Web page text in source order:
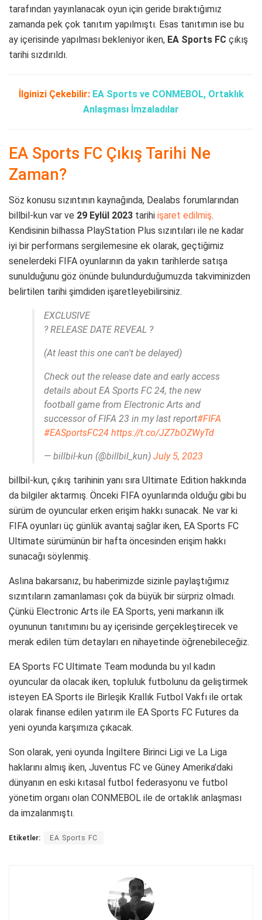
tarafından yayınlanacak oyun için geride bıraktığımız
zamanda pek çok tanıtım yapılmıştı. Esas tanıtımın ise bu
ay içerisinde yapılması bekleniyor iken, EA Sports FC çıkış
tarihi sızdırıldı.
İlginizi Çekebilir: EA Sports ve CONMEBOL, Ortaklık
Anlaşması İmzaladılar
EA Sports FC Çıkış Tarihi Ne
Zaman?
Söz konusu sızıntının kaynağında, Dealabs forumlarından
billbil-kun var ve 29 Eylül 2023 tarihi işaret edilmiş.
Kendisinin bilhassa PlayStation Plus sızıntıları ile ne kadar
iyi bir performans sergilemesine ek olarak, geçtiğimiz
senelerdeki FIFA oyunlarının da yakın tarihlerde satışa
sunulduğunu göz önünde bulundurduğumuzda takviminizden
belirtilen tarihi şimdiden işaretleyebilirsiniz.
EXCLUSIVE
? RELEASE DATE REVEAL ?
(At least this one can't be delayed)
Check out the release date and early access
details about EA Sports FC 24, the new
football game from Electronic Arts and
successor of FIFA 23 in my last report#FIFA
#EASportsFC24 https://t.co/JZ7bOZWyTd
— billbil-kun (@billbil_kun) July 5, 2023
billbil-kun, çıkış tarihinin yanı sıra Ultimate Edition hakkında
da bilgiler aktarmış. Önceki FIFA oyunlarında olduğu gibi bu
sürüm de oyuncular erken erişim hakkı sunacak. Ne var ki
FIFA oyunları üç günlük avantaj sağlar iken, EA Sports FC
Ultimate sürümünün bir hafta öncesinden erişim hakkı
sunacağı söylenmiş.
Aslına bakarsanız, bu haberimizde sizinle paylaştığımız
sızıntıların zamanlaması çok da büyük bir sürpriz olmadı.
Çünkü Electronic Arts ile EA Sports, yeni markanın ilk
oyununun tanıtımını bu ay içerisinde gerçekleştirecek ve
merak edilen tüm detayları en nihayetinde öğrenebileceğiz.
EA Sports FC Ultimate Team modunda bu yıl kadın
oyuncular da olacak iken, topluluk futbolunu da geliştirmek
isteyen EA Sports ile Birleşik Krallık Futbol Vakfı ile ortak
olarak finanse edilen yatırım ile EA Sports FC Futures da
yeni oyunda karşımıza çıkacak.
Son olarak, yeni oyunda İngiltere Birinci Ligi ve La Liga
haklarını almış iken, Juventus FC ve Güney Amerika’daki
dünyanın en eski kıtasal futbol federasyonu ve futbol
yönetim organı olan CONMEBOL ile de ortaklık anlaşması
da imzalanmıştı.
Etiketler: EA Sports FC